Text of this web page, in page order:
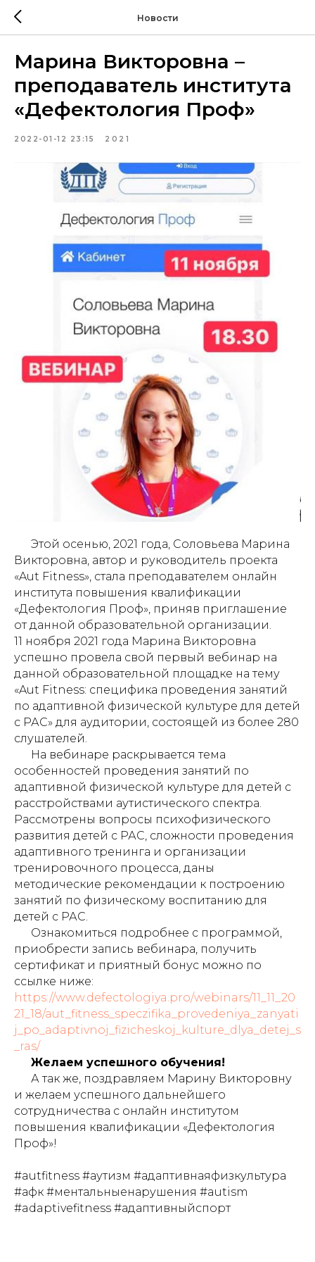
Новости
Марина Викторовна –
преподаватель института
«Дефектология Проф»
2022-01-12 23:15 2021
Этой осенью, 2021 года, Соловьева Марина
Викторовна, автор и руководитель проекта
«Aut Fitness», стала преподавателем онлайн
института повышения квалификации
«Дефектология Проф», приняв приглашение
от данной образовательной организации.
11 ноября 2021 года Марина Викторовна
успешно провела свой первый вебинар на
данной образовательной площадке на тему
«Aut Fitness: специфика проведения занятий
по адаптивной физической культуре для детей
с РАС» для аудитории, состоящей из более 280
слушателей.
На вебинаре раскрывается тема
особенностей проведения занятий по
адаптивной физической культуре для детей с
расстройствами аутистического спектра.
Рассмотрены вопросы психофизического
развития детей с РАС, сложности проведения
адаптивного тренинга и организации
тренировочного процесса, даны
методические рекомендации к построению
занятий по физическому воспитанию для
детей с РАС.
Ознакомиться подробнее с программой,
приобрести запись вебинара, получить
сертификат и приятный бонус можно по
ссылке ниже:
https://www.defectologiya.pro/webinars/11_11_20
21_18/aut_fitness_speczifika_provedeniya_zanyati
j_po_adaptivnoj_fizicheskoj_kulture_dlya_detej_s
_ras/
Желаем успешного обучения!
А так же, поздравляем Марину Викторовну
и желаем успешного дальнейшего
сотрудничества с онлайн институтом
повышения квалификации «Дефектология
Проф»!
#autfitness #аутизм #адаптивнаяфизкультура
#афк #ментальныенарушения #autism
#adaptivefitness #адаптивныйспорт